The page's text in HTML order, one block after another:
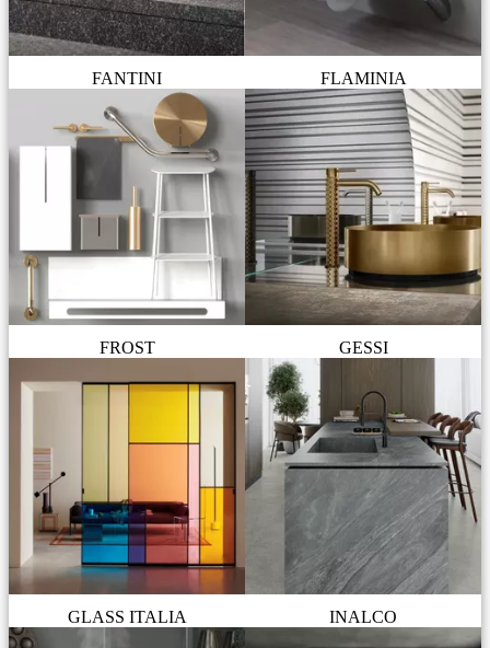
FANTINI FLAMINIA
FROST GESSI
GLASS ITALIA INALCO